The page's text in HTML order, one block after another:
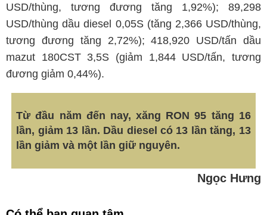
USD/thùng, tương đương tăng 1,92%); 89,298
USD/thùng dầu diesel 0,05S (tăng 2,366 USD/thùng,
tương đương tăng 2,72%); 418,920 USD/tấn dầu
mazut 180CST 3,5S (giảm 1,844 USD/tấn, tương
đương giảm 0,44%).
Từ đầu năm đến nay, xăng RON 95 tăng 16
lần, giảm 13 lần. Dầu diesel có 13 lần tăng, 13
lần giảm và một lần giữ nguyên.
Ngọc Hưng